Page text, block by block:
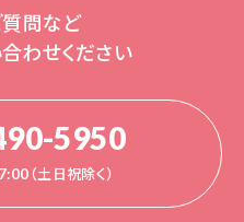
質問など
わせください
5950
（土日祝除く）